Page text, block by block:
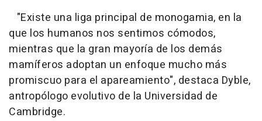
"Existe una liga principal de monogamia, en la
que los humanos nos sentimos cómodos,
mientras que la gran mayoría de los demás
mamíferos adoptan un enfoque mucho más
promiscuo para el apareamiento", destaca Dyble,
antropólogo evolutivo de la Universidad de
Cambridge.